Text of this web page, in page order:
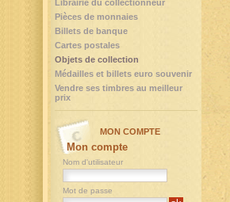
Librairie du collectionneur
Pièces de monnaies
Billets de banque
Cartes postales
Objets de collection
Médailles et billets euro souvenir
Vendre ses timbres au meilleur
prix
MON COMPTE
Mon compte
Nom d'utilisateur
Mot de passe